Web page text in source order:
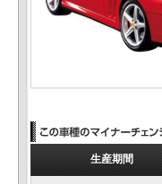
生産期間